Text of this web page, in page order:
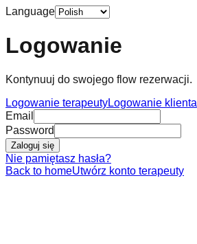
Language
Logowanie
Kontynuuj do swojego flow rezerwacji.
Logowanie terapeutyLogowanie klienta
Email
Password
Zaloguj się
Nie pamiętasz hasła?
Back to homeUtwórz konto terapeuty